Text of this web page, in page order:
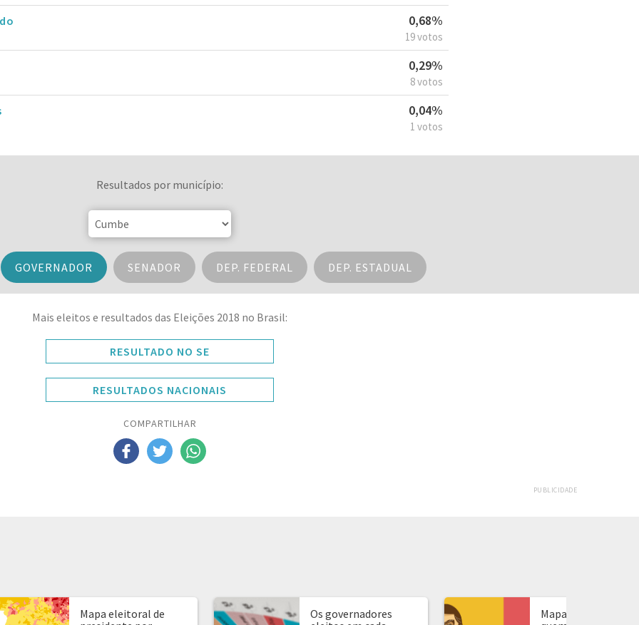
0,68%
19 votos
0,29%
8 votos
0,04%
1 votos
Resultados por município:
GOVERNADOR SENADOR DEP. FEDERAL DEP. ESTADUAL
Mais eleitos e resultados das Eleições 2018 no Brasil:
RESULTADO NO SE
RESULTADOS NACIONAIS
COMPARTILHAR
PUBLICIDADE
Mapa eleitoral de
Os governadores
Mapa de presidente: